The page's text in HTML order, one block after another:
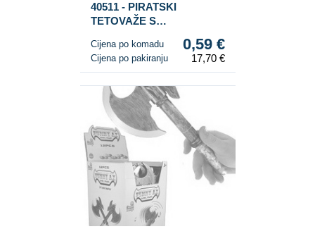
40511 - PIRATSKI
TETOVAŽE S
Cijena po komadu 0,59 €
Cijena po pakiranju 17,70 €